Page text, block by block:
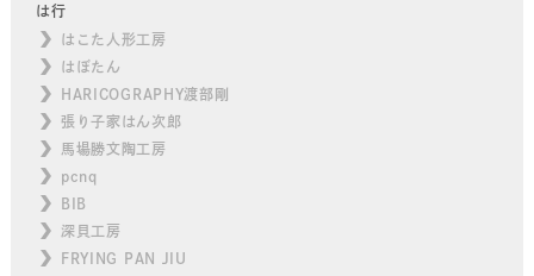
は行
はこた人形工房
はぼたん
HARICOGRAPHY渡部剛
張り子家はん次郎
馬場勝文陶工房
pcnq
BIB
深貝工房
FRYING PAN JIU